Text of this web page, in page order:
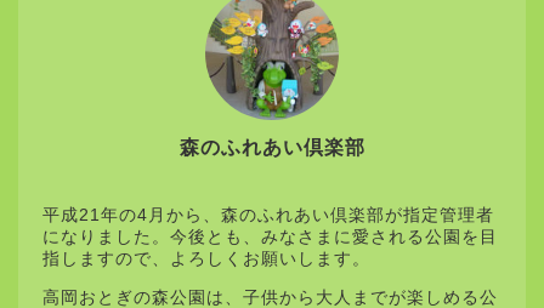
森のふれあい倶楽部
平成21年の4月から、森のふれあい倶楽部が指定管理者
になりました。今後とも、みなさまに愛される公園を目
指しますので、よろしくお願いします。
高岡おとぎの森公園は、子供から大人までが楽しめる公